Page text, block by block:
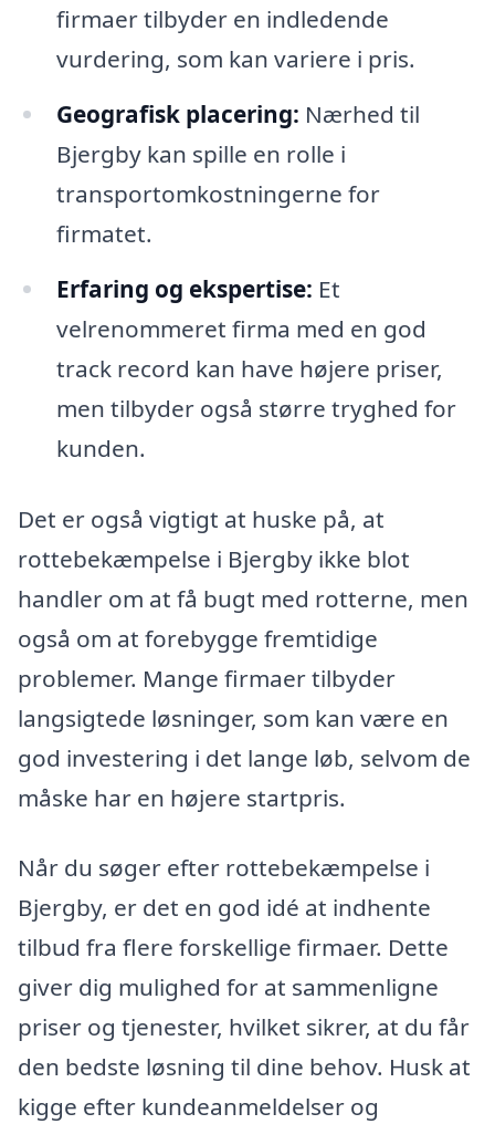
firmaer tilbyder en indledende
vurdering, som kan variere i pris.
Geografisk placering: Nærhed til
Bjergby kan spille en rolle i
transportomkostningerne for
firmatet.
Erfaring og ekspertise: Et
velrenommeret firma med en god
track record kan have højere priser,
men tilbyder også større tryghed for
kunden.
Det er også vigtigt at huske på, at
rottebekæmpelse i Bjergby ikke blot
handler om at få bugt med rotterne, men
også om at forebygge fremtidige
problemer. Mange firmaer tilbyder
langsigtede løsninger, som kan være en
god investering i det lange løb, selvom de
måske har en højere startpris.
Når du søger efter rottebekæmpelse i
Bjergby, er det en god idé at indhente
tilbud fra flere forskellige firmaer. Dette
giver dig mulighed for at sammenligne
priser og tjenester, hvilket sikrer, at du får
den bedste løsning til dine behov. Husk at
kigge efter kundeanmeldelser og